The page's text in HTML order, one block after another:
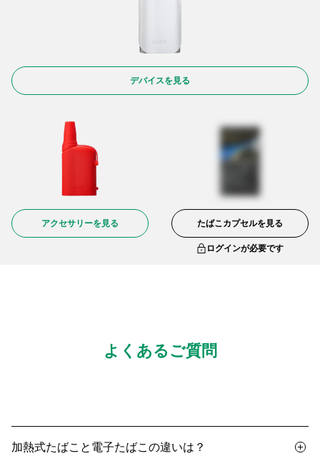
デバイスを見る
アクセサリーを見る たばこカプセルを見る
ログインが必要です
よくあるご質問
加熱式たばこと電子たばこの違いは？